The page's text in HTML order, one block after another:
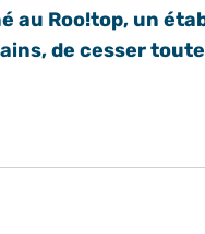
au Roo!top, un
de cesser